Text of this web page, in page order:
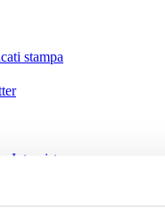
stampa
Interviste